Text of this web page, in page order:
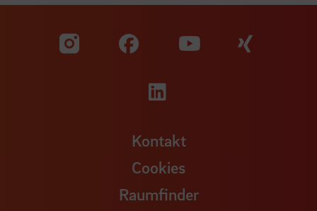
Zu unserer Facebook
Zu
Zu unserer
Kontakt
Cookies
Raumfinder